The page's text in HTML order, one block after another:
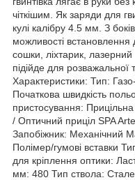
чіткішим. Як заряди для
кулі калібру 4.5 мм. З
можливості встановлення
сошки, ліхтарик, лазерний
підійде для розважальної
Характеристики: Тип:
Початкова швидкість
пристосування:
/ Оптичний приціл SPA
Запобіжник: Механічний
Полімер/гумові вставки
для кріплення оптики:
мм: 480 Тип ствола: